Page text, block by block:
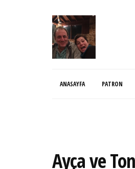
ANASAYFA PATRON
Ayça ve